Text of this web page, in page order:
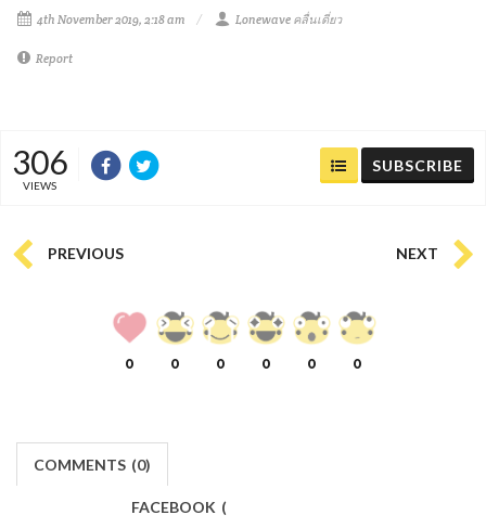
4th November 2019, 2:18 am Lonewave คลื่นเดี่ยว
Report
306
VIEWS
SUBSCRIBE
PREVIOUS NEXT
0 0 0 0 0 0
COMMENTS (0)
FACEBOOK (